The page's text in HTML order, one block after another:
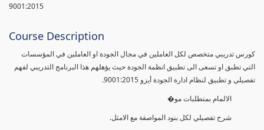
9001:2015
Course Description
كورس تدريبي متخصص لكل العاملين في مجال الجودة او العاملين في المؤسسات
التي تطبق او تسعى الى تطبيق انظمة الجودة حيث يؤهلهم هذا البرنامج التدريبي لفهم
تفصيلي و تطبيق لنظام ادارة الجودة أيزو 9001:2015.
الالمام بمتطلبات مو�
شرح تفصيلي لكل بنود المواصفة مع الامثل.